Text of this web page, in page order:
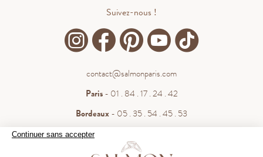
Continuer sans accepter
Suivez-nous !
contact@salmonparis.com
Paris- 01 . 84 . 17 . 24 . 42
Bordeaux- 05 . 35 . 54 . 45 . 53
WhatsApp